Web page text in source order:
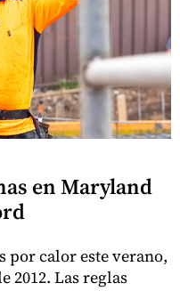
en Maryland
por calor este verano,
2012. Las reglas